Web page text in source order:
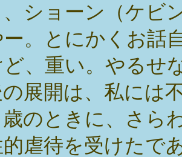
、ショーン（ケビ
ー。とにかくお話
ど、重い。やるせ
展開は、私には
歳のときに、さら
的虐待を受けたで